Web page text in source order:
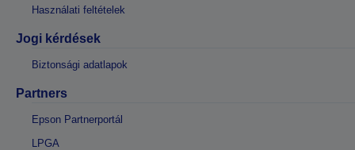
Használati feltételek
Jogi kérdések
Biztonsági adatlapok
Partners
Epson Partnerportál
LPGA